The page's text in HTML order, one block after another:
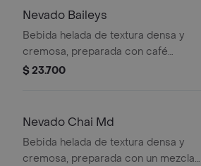
Nevado Baileys
Bebida helada de textura densa y
cremosa, preparada con café
espresso, crema de whisky, arequipe,
contiene licor.
$ 23.700
Nevado Chai Md
Bebida helada de textura densa y
cremosa, preparada con un mezcla